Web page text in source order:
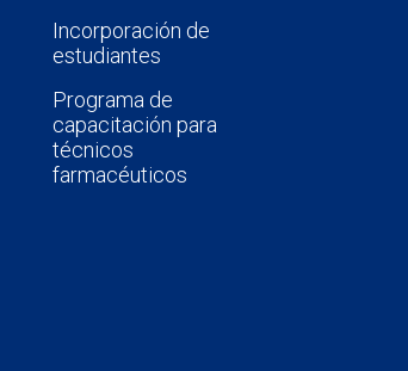
Incorporación de
estudiantes
Programa de
capacitación para
técnicos
farmacéuticos